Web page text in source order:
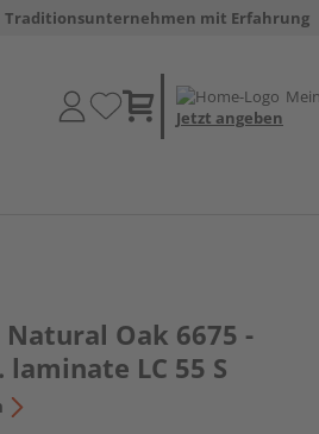
Traditionsunternehmen mit Erfahrung
Jetzt angeben
Oak 6675 -
LC 55 S